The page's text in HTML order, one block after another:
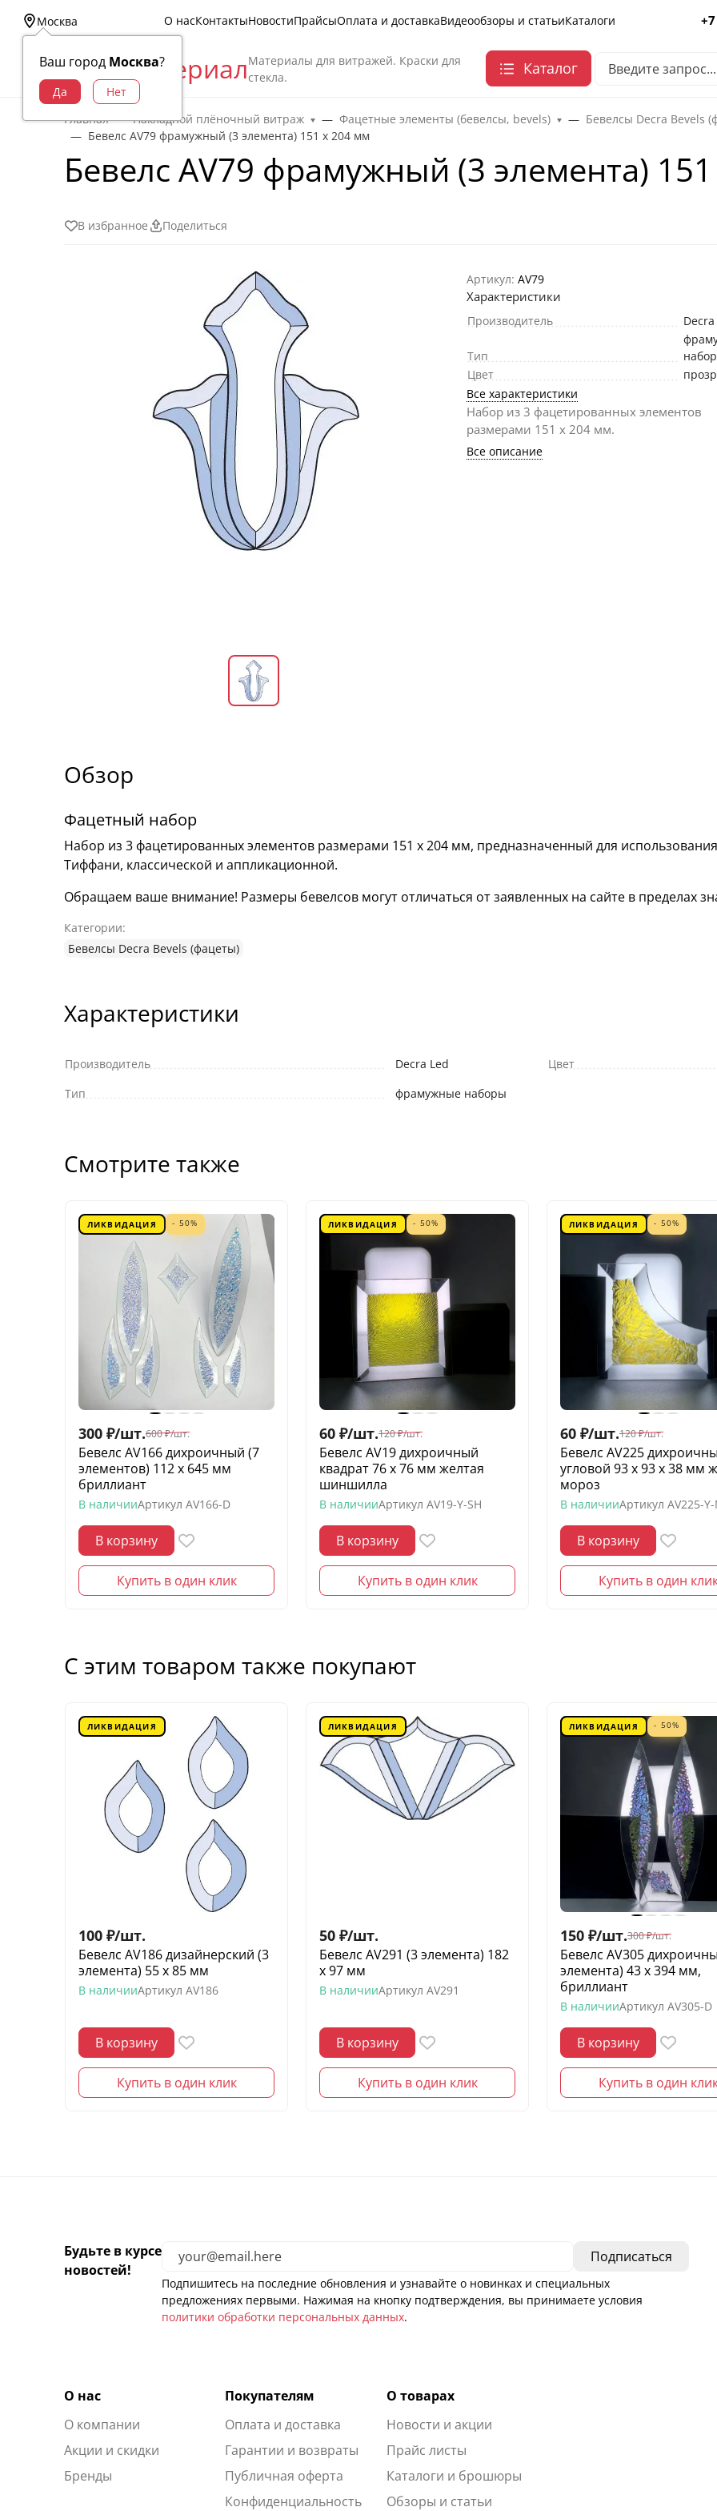
Москва
Ваш город Москва?
О насКонтактыНовостиПрайсыОплата и доставкаВидеообзоры и статьиКаталоги
Витраж МатериалМатериалы для витражей. Краски для
стекла.
Каталог
Главная Накладной плёночный витраж Фацетные элементы (бевелсы, bevels)
Бевелсы Decra Bevels
Бевелс AV79 фрамужный (3 элемента) 151 х 204 мм
Бевелс AV79 фрамужный (3 элемента)
В избранное Поделиться
Артикул: AV79
Характеристики
Производитель
Тип
Цвет
Все характеристики
Набор из 3 фацетированных элементов
размерами 151 х 204 мм.
Все описание
Обзор
Фацетный набор
Набор из 3 фацетированных элементов размерами 151 х 204 мм, предназначенный для
Тиффани, классической и аппликационной.
Обращаем ваше внимание! Размеры бевелсов могут отличаться от заявленных на сайте в пределах
Категории:
Бевелсы Decra Bevels (фацеты)
Характеристики
Производитель
Decra Led
Тип
фрамужные наборы
Цвет
Смотрите также
ЛИКВИДАЦИЯ - 50%
300 ₽/шт.600 ₽/шт.
Бевелс AV166 дихроичный (7
элементов) 112 х 645 мм
бриллиант
В наличииАртикул AV166-D
В корзину
Купить в один клик
ЛИКВИДАЦИЯ - 50%
60 ₽/шт.120 ₽/шт.
Бевелс AV19 дихроичный
квадрат 76 х 76 мм желтая
шиншилла
В наличииАртикул AV19-Y-SH
В корзину
Купить в один клик
ЛИКВИДАЦИЯ - 50%
60 ₽/шт.120 ₽/шт.
Бевелс AV225
угловой 93 х 93 х 38 мм
мороз
В наличииАртикул AV225-
В корзину
Купить в один
С этим товаром также покупают
ЛИКВИДАЦИЯ
100 ₽/шт.
Бевелс AV186 дизайнерский (3
элемента) 55 х 85 мм
В наличииАртикул AV186
В корзину
Купить в один клик
ЛИКВИДАЦИЯ
50 ₽/шт.
Бевелс AV291 (3 элемента) 182
х 97 мм
В наличииАртикул AV291
В корзину
Купить в один клик
ЛИКВИДАЦИЯ - 50%
150 ₽/шт.300 ₽/шт.
Бевелс AV305
элемента) 43 х 394 мм,
бриллиант
В наличииАртикул AV305-D
В корзину
Купить в один
Будьте в курсе
новостей!
Подпишитесь на последние обновления и узнавайте о новинках и специальных
предложениях первыми. Нажимая на кнопку подтверждения, вы принимаете условия
политики обработки персональных данных.
О нас
О компании
Акции и скидки
Бренды
Покупателям
Оплата и доставка
Гарантии и возвраты
Публичная оферта
Конфиденциальность
О товарах
Новости и акции
Прайс листы
Каталоги и брошюры
Обзоры и статьи